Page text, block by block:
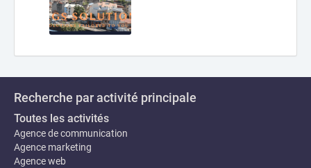
Recherche par activité principale
Toutes les activités
Agence de communication
Agence marketing
Agence web